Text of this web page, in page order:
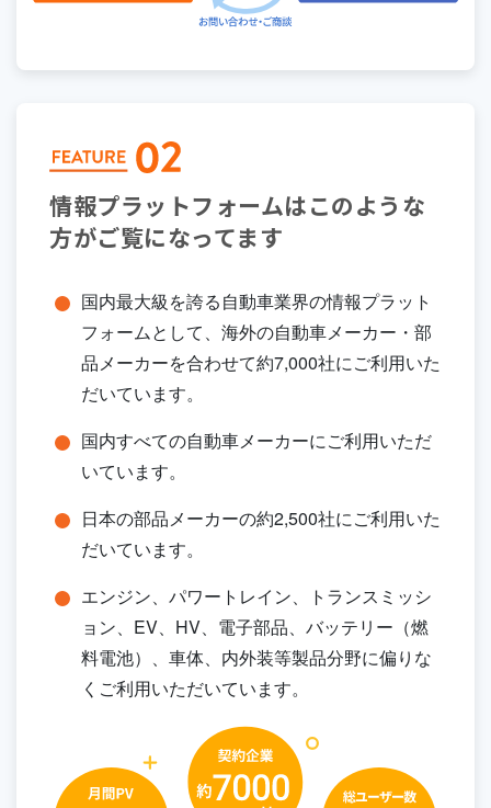
情報プラットフォームはこのような
方がご覧になってます
国内最大級を誇る自動車業界の情報プラット
フォームとして、海外の自動車メーカー・部
品メーカーを合わせて約7,000社にご利用いた
だいています。
国内すべての自動車メーカーにご利用いただ
いています。
日本の部品メーカーの約2,500社にご利用いた
だいています。
エンジン、パワートレイン、トランスミッシ
ョン、EV、HV、電子部品、バッテリー（燃
料電池）、車体、内外装等製品分野に偏りな
くご利用いただいています。